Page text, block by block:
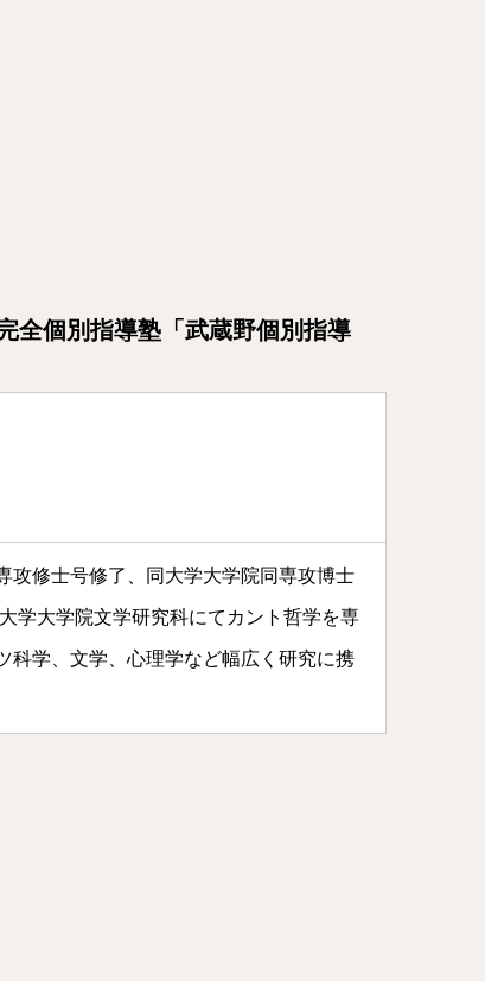
全個別指導塾「武蔵野個別指導
攻修士号修了、同大学大学院同専攻博士
学大学院文学研究科にてカント哲学を専
科学、文学、心理学など幅広く研究に携